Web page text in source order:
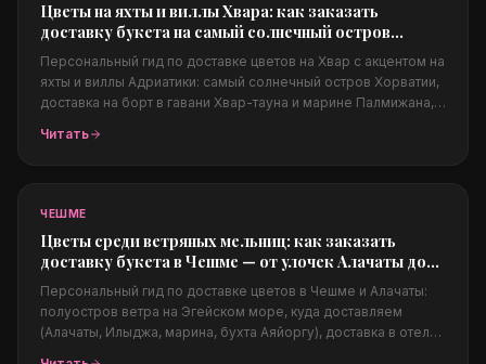
Цветы на яхты и виллы Хвара: как заказать
доставку букета на самый солнечный остров
Адриатики
Персональный гид по доставке цветов на Хвар с акцентом на
яхты и виллы Адриатики: самый солнечный остров Хорватии,
доставка на борт в гавани Хвар-тауна и марине Палмижана,
Адриатике, какие цветы подходят солёному климату, цены в
Читать
ЧЕШМЕ
Цветы среди ветряных мельниц: как заказать
доставку букета в Чешме — от улочек Алачаты до
марины
Персональный гид по доставке цветов в Чешме и Алачаты:
полуостров ветра на Эгейском море, куда доставляем
(Алачаты, Илыджа, марина, бухта Аяйоргу), доставка в отели,